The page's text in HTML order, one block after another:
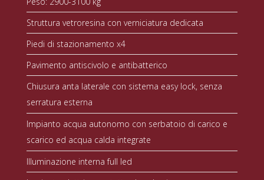
Struttura vetroresina con verniciatura dedicata
Piedi di stazionamento x4
Pavimento antiscivolo e antibatterico
Chiusura anta laterale con sistema easy lock, senza
serratura esterna
Impianto acqua autonomo con serbatoio di carico e
scarico ed acqua calda integrate
Illuminazione interna full led